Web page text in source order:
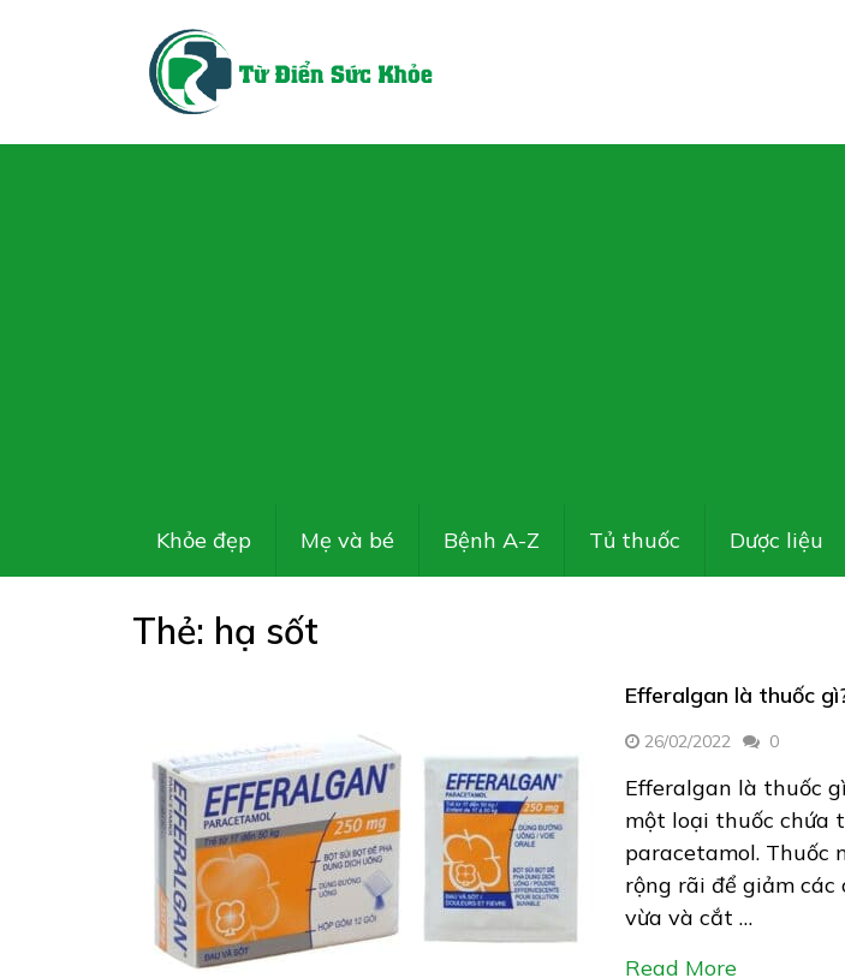
Khỏe đẹp Mẹ và bé Bệnh A-Z Tủ thuốc Dược liệu
Thẻ: hạ sốt
Efferalgan là thuốc
26/02/2022 0
Efferalgan là thuốc
một loại thuốc chứa
paracetamol. Thuốc
rộng rãi để giảm các
vừa và cắt …
Read More